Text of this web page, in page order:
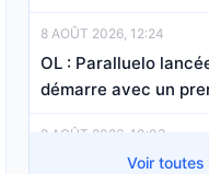
8 AOÛT 2026, 12:24
OL : Paralluelo
démarre avec un
8 AOÛT 2026, 10:03
OL : TolissoVoir